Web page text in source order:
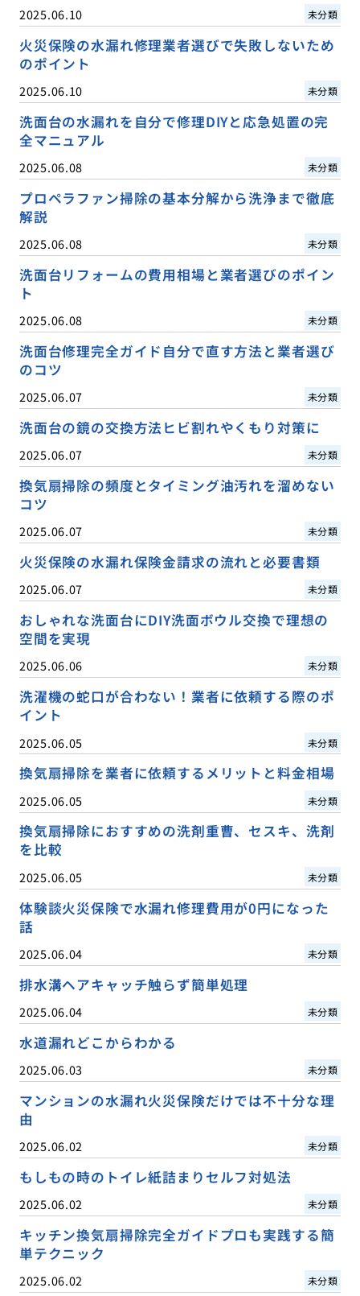
2025.06.10 未分類
火災保険の水漏れ修理業者選びで失敗しないため
のポイント
2025.06.10 未分類
洗面台の水漏れを自分で修理DIYと応急処置の完
全マニュアル
2025.06.08 未分類
プロペラファン掃除の基本分解から洗浄まで徹底
解説
2025.06.08 未分類
洗面台リフォームの費用相場と業者選びのポイン
ト
2025.06.08 未分類
洗面台修理完全ガイド自分で直す方法と業者選び
のコツ
2025.06.07 未分類
洗面台の鏡の交換方法ヒビ割れやくもり対策に
2025.06.07 未分類
換気扇掃除の頻度とタイミング油汚れを溜めない
コツ
2025.06.07 未分類
火災保険の水漏れ保険金請求の流れと必要書類
2025.06.07 未分類
おしゃれな洗面台にDIY洗面ボウル交換で理想の
空間を実現
2025.06.06 未分類
洗濯機の蛇口が合わない！業者に依頼する際のポ
イント
2025.06.05 未分類
換気扇掃除を業者に依頼するメリットと料金相場
2025.06.05 未分類
換気扇掃除におすすめの洗剤重曹、セスキ、洗剤
を比較
2025.06.05 未分類
体験談火災保険で水漏れ修理費用が0円になった
話
2025.06.04 未分類
排水溝ヘアキャッチ触らず簡単処理
2025.06.04 未分類
水道漏れどこからわかる
2025.06.03 未分類
マンションの水漏れ火災保険だけでは不十分な理
由
2025.06.02 未分類
もしもの時のトイレ紙詰まりセルフ対処法
2025.06.02 未分類
キッチン換気扇掃除完全ガイドプロも実践する簡
単テクニック
2025.06.02 未分類